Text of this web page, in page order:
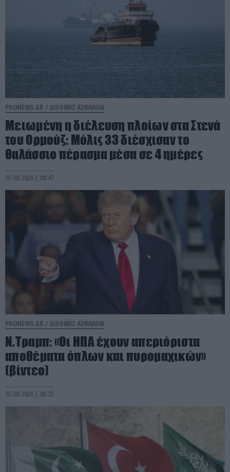
PRONEWS.GR / ΔΙΕΘΝΗΣ ΑΣΦΑΛΕΙΑ
Μειωμένη η διέλευση πλοίων στα Στενά
του Ορμούζ: Μόλις 33 διέσχισαν το
θαλάσσιο πέρασμα μέσα σε 4 ημέρες
07.08.2026 | 08:47
PRONEWS.GR / ΔΙΕΘΝΗΣ ΑΣΦΑΛΕΙΑ
Ν.Τραμπ: «Οι ΗΠΑ έχουν απεριόριστα
αποθέματα όπλων και πυρομαχικών»
(βίντεο)
07.08.2026 | 06:25